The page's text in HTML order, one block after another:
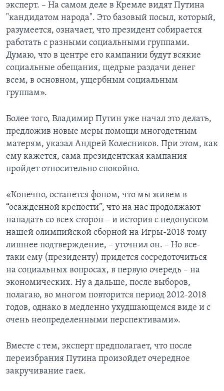
эксперт. – На самом деле в Кремле видят Путина
"кандидатом народа". Это базовый посыл, который,
разумеется, означает, что президент собирается
работать с разными социальными группами.
Думаю, что в центре его кампании будут всякие
социальные обещания, щедрые раздачи денег
всем, в основном, ущербным социальным
группам».
Более того, Владимир Путин уже начал это делать,
предложив новые меры помощи многодетным
матерям, указал Андрей Колесников. При этом, как
ему кажется, сама президентская кампания
пройдет относительно спокойно.
«Конечно, останется фоном, что мы живем в
“осажденной крепости”, что на нас продолжают
нападать со всех сторон – и история с недопуском
нашей олимпийской сборной на Игры-2018 тому
лишнее подтверждение, – уточнил он. – Но все-
таки ему (президенту) придется сосредоточиться
на социальных вопросах, в первую очередь – на
экономических. Ну а дальше, после выборов,
полагаю, во многом повторится период 2012-2018
годов, однако в медленно ухудшающемся виде и с
очень неопределенными перспективами».
Вместе с тем, эксперт предполагает, что после
переизбрания Путина произойдет очередное
закручивание гаек.